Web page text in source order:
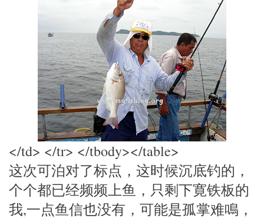
</td> </tr> </tbody></table>
这次可泊对了标点，这时候沉底钓的，
个个都已经频频上鱼，只剩下寛铁板的
我,一点鱼信也没有，可能是孤掌难鳴，